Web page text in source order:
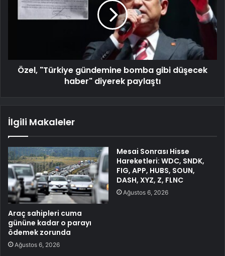
Özel, "Türkiye gündemine bomba gibi düşecek
haber" diyerek paylaştı
İlgili Makaleler
Araç sahipleri cuma
gününe kadar o parayı
ödemek zorunda
Ağustos 6, 2026
Mesai Sonrası Hisse
Hareketleri: WDC, SNDK,
FIG, APP, HUBS, SOUN,
DASH, XYZ, Z, FLNC
Ağustos 6, 2026